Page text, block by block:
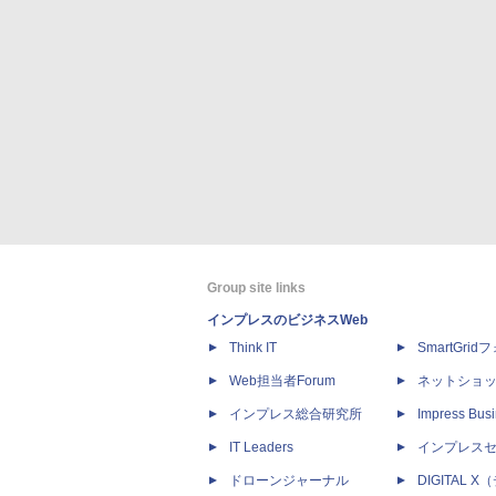
Group site links
インプレスのビジネスWeb
Think IT
Web担当者Forum
インプレス総合研究所
IT Leaders
ドローンジャーナル
SmartGridフ
ネットショ
Impress
インプレス
DIGITAL X